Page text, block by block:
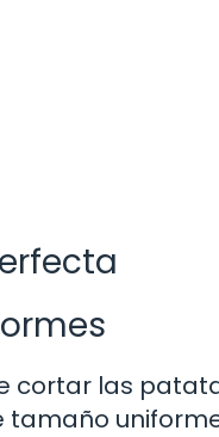
cortar las
tamaño